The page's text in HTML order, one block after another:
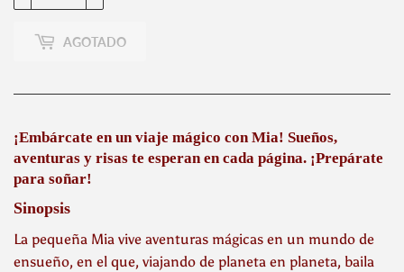
AGOTADO
¡Embárcate en un viaje mágico con Mia! Sueños,
aventuras y risas te esperan en cada página. ¡Prepárate
para soñar!
Sinopsis
La pequeña Mia vive aventuras mágicas en un mundo de
ensueño, en el que, viajando de planeta en planeta, baila